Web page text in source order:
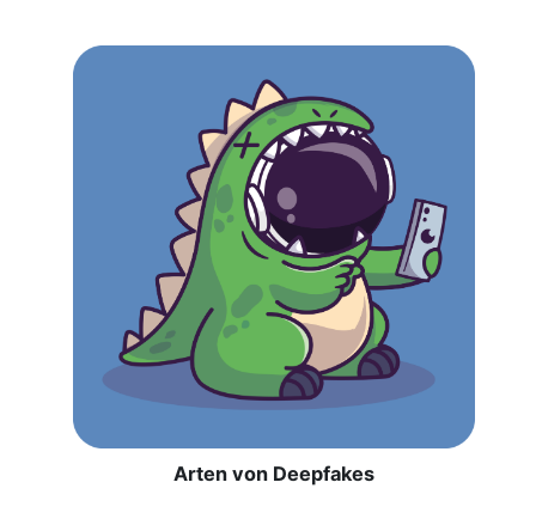
Arten von Deepfakes